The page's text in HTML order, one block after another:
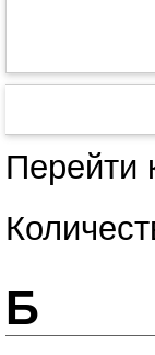
Перейти
Б